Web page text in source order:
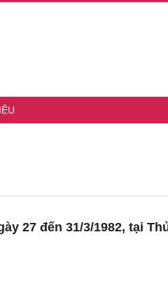
27 đến 31/3/1982, tại